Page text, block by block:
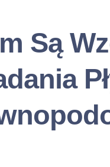
Są